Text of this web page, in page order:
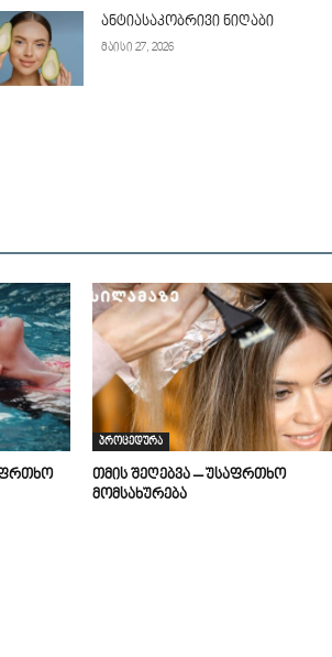
ანტიასაკობრივი ნიღაბი
მაისი 27, 2026
პროცედურა
თმის შეღებვა – უსაფრთხო
მომსახურება